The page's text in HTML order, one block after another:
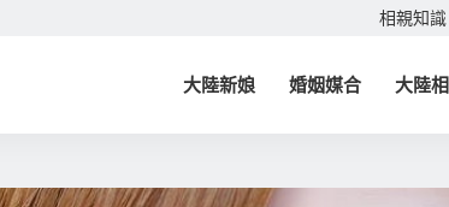
相親知識
大陸新娘 婚姻媒合 大陸